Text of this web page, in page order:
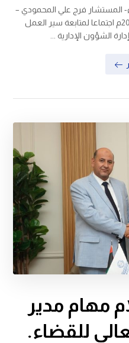
المستشار فرج علي المحمودي –
اليوم الأربعاء الموافق 17 يونيو 2026م اجتماعا لمتابعة سير العمل
الشؤون الإدارية ...
مهام مدير
للقضاء.